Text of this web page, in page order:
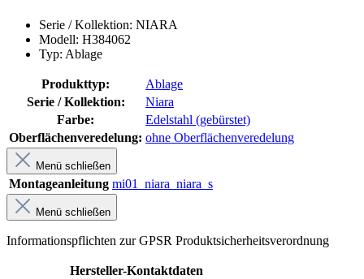
Serie / Kollektion: NIARA
Modell: H384062
Typ: Ablage
Produkttyp:
Ablage
Serie / Kollektion:
Niara
Farbe:
Edelstahl (gebürstet)
Oberflächenveredelung: ohne Oberflächenveredelung
Menü schließen
Montageanleitung mi01_niara_niara_s
Menü schließen
Informationspflichten zur GPSR Produktsicherheitsverordnung
Hersteller-Kontaktdaten